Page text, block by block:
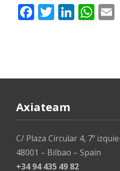
F
o
k
T Li
dI
W
A
Axiateam
C/ Plaza Circular 4, 7º
48001 – Bilbao – Spain
+34 94 435 49 82